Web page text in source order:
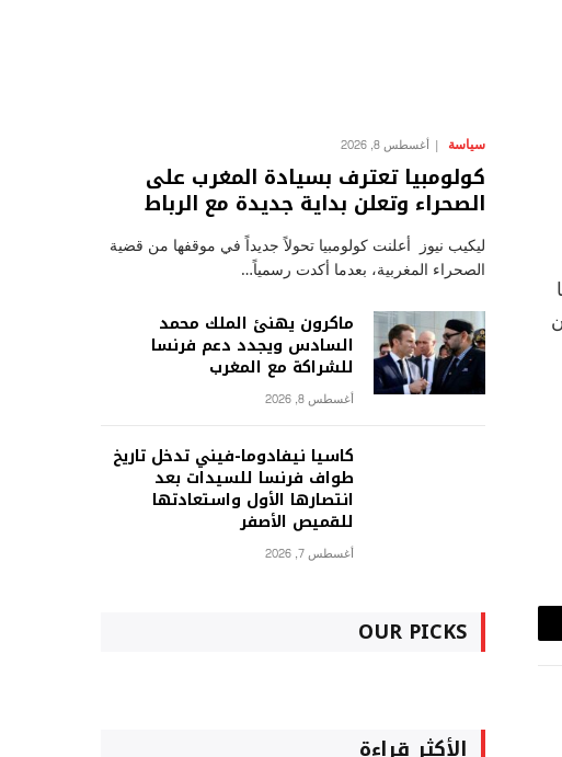
من
سياسة أغسطس 8, 2026
كولومبيا تعترف بسيادة المغرب على
الصحراء وتعلن بداية جديدة مع الرباط
ليكيب نيوز أعلنت كولومبيا تحولاً جديداً في موقفها من قضية
الصحراء المغربية، بعدما أكدت رسمياً…
ماكرون يهنئ الملك محمد
السادس ويجدد دعم فرنسا
للشراكة مع المغرب
أغسطس 8, 2026
كاسيا نيفادوما-فيني تدخل تاريخ
طواف فرنسا للسيدات بعد
انتصارها الأول واستعادتها
للقميص الأصفر
أغسطس 7, 2026
OUR PICKS
الأكثر قراءة